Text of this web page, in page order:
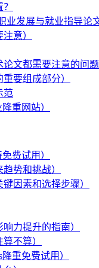
业发展与就业指导论
意）
文都需要注意的问
要组成部分）
范
重网站）
费试用）
势和挑战）
因素和选择步骤）
力提升的指南）
不算）
重免费试用）